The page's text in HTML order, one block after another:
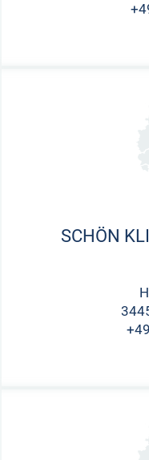
SCHÖN